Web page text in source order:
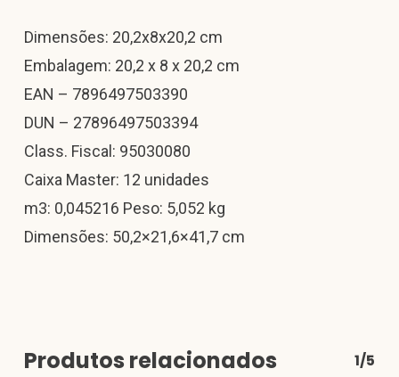
Dimensões: 20,2x8x20,2 cm
Embalagem: 20,2 x 8 x 20,2 cm
EAN – 7896497503390
DUN – 27896497503394
Class. Fiscal: 95030080
Caixa Master: 12 unidades
m3: 0,045216 Peso: 5,052 kg
Dimensões: 50,2×21,6×41,7 cm
Produtos relacionados 1/5